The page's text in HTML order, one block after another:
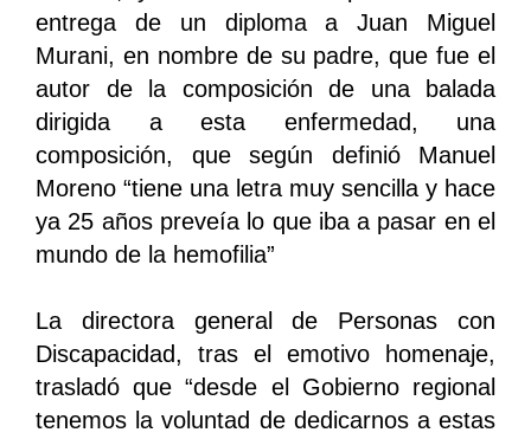
entrega de un diploma a Juan Miguel
Murani, en nombre de su padre, que fue el
autor de la composición de una balada
dirigida a esta enfermedad, una
composición, que según definió Manuel
Moreno “tiene una letra muy sencilla y hace
ya 25 años preveía lo que iba a pasar en el
mundo de la hemofilia”
La directora general de Personas con
Discapacidad, tras el emotivo homenaje,
trasladó que “desde el Gobierno regional
tenemos la voluntad de dedicarnos a estas